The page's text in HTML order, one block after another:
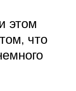
этом
что